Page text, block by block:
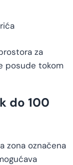
za
posude tokom
do 100
zona označena